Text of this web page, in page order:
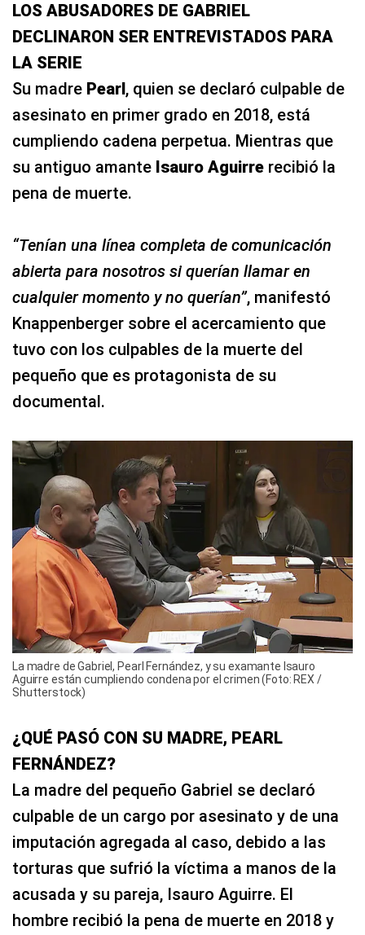
LOS ABUSADORES DE GABRIEL
DECLINARON SER ENTREVISTADOS PARA
LA SERIE
Su madre Pearl, quien se declaró culpable de
asesinato en primer grado en 2018, está
cumpliendo cadena perpetua. Mientras que
su antiguo amante Isauro Aguirre recibió la
pena de muerte.
“Tenían una línea completa de comunicación
abierta para nosotros si querían llamar en
cualquier momento y no querían”, manifestó
Knappenberger sobre el acercamiento que
tuvo con los culpables de la muerte del
pequeño que es protagonista de su
documental.
La madre de Gabriel, Pearl Fernández, y su examante Isauro
Aguirre están cumpliendo condena por el crimen (Foto: REX /
Shutterstock)
¿QUÉ PASÓ CON SU MADRE, PEARL
FERNÁNDEZ?
La madre del pequeño Gabriel se declaró
culpable de un cargo por asesinato y de una
imputación agregada al caso, debido a las
torturas que sufrió la víctima a manos de la
acusada y su pareja, Isauro Aguirre. El
hombre recibió la pena de muerte en 2018 y